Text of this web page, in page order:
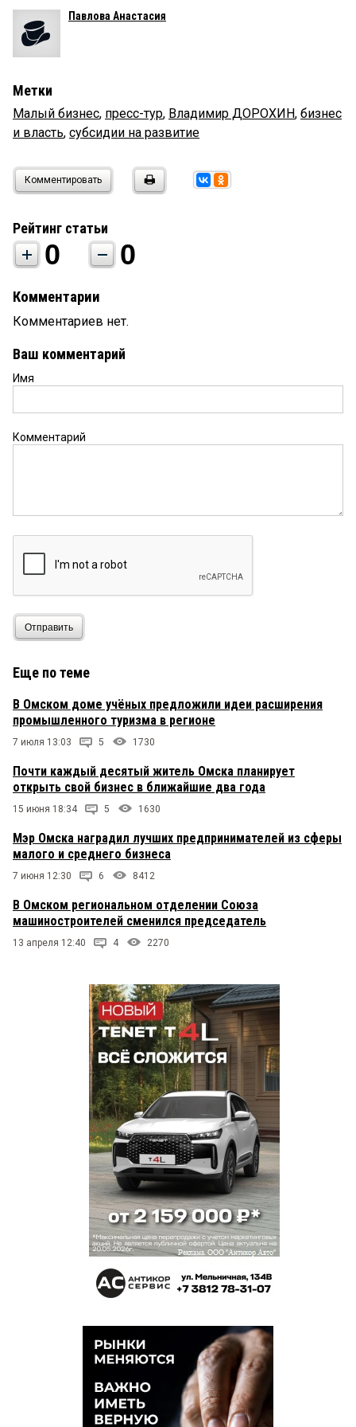
Павлова Анастасия
Метки
Малый бизнес, пресс-тур, Владимир ДОРОХИН, бизнес
и власть, субсидии на развитие
Комментировать
Рейтинг статьи
0 0
Комментарии
Комментариев нет.
Ваш комментарий
Имя
Комментарий
Отправить
Еще по теме
В Омском доме учёных предложили идеи расширения
промышленного туризма в регионе
7 июля 13:03 5 1730
Почти каждый десятый житель Омска планирует
открыть свой бизнес в ближайшие два года
15 июня 18:34 5 1630
Мэр Омска наградил лучших предпринимателей из сферы
малого и среднего бизнеса
7 июня 12:30 6 8412
В Омском региональном отделении Союза
машиностроителей сменился председатель
13 апреля 12:40 4 2270